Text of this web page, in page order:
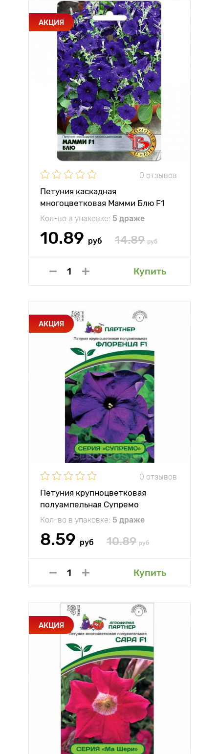
АКЦИЯ
0 отзывов
Петуния каскадная
многоцветковая Мамми Блю F1
Биотехника
Кол-во в упаковке: 5 драже
10.89 руб 14.89 руб
Купить
АКЦИЯ
0 отзывов
Петуния крупноцветковая
полуампельная Супремо
Флоренца F1 Партнер
Кол-во в упаковке: 5 драже
8.59 руб 10.89 руб
Купить
АКЦИЯ